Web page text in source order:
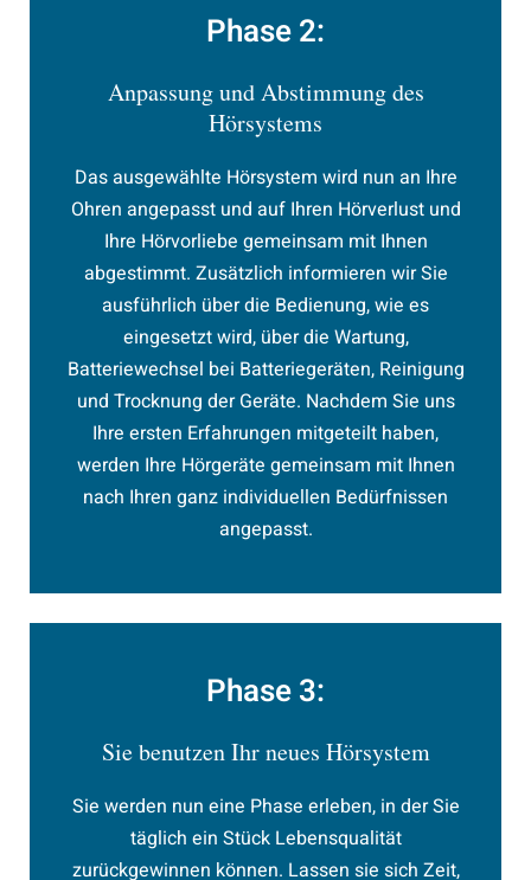
Phase 2:
Anpassung und Abstimmung des
Hörsystems
Das ausgewählte Hörsystem wird nun an Ihre
Ohren angepasst und auf Ihren Hörverlust und
Ihre Hörvorliebe gemeinsam mit Ihnen
abgestimmt. Zusätzlich informieren wir Sie
ausführlich über die Bedienung, wie es
eingesetzt wird, über die Wartung,
Batteriewechsel bei Batteriegeräten, Reinigung
und Trocknung der Geräte. Nachdem Sie uns
Ihre ersten Erfahrungen mitgeteilt haben,
werden Ihre Hörgeräte gemeinsam mit Ihnen
nach Ihren ganz individuellen Bedürfnissen
angepasst.
Phase 3:
Sie benutzen Ihr neues Hörsystem
Sie werden nun eine Phase erleben, in der Sie
täglich ein Stück Lebensqualität
zurückgewinnen können. Lassen sie sich Zeit,